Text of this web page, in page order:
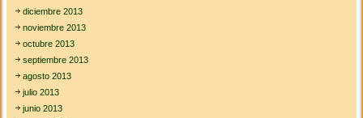
diciembre 2013
noviembre 2013
octubre 2013
septiembre 2013
agosto 2013
julio 2013
junio 2013